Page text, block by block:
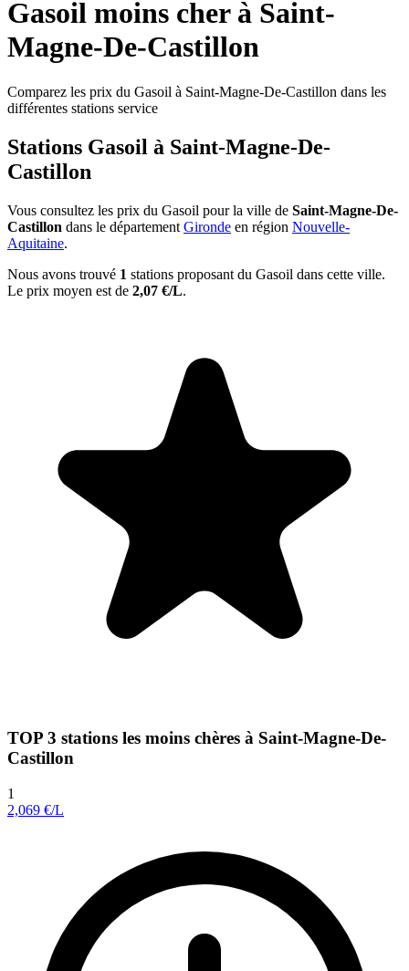
Gasoil moins cher à Saint-
Magne-De-Castillon
Comparez les prix du Gasoil à Saint-Magne-De-Castillon dans les
différentes stations service
Stations Gasoil à Saint-Magne-De-
Castillon
Vous consultez les prix du Gasoil pour la ville de Saint-Magne-De-
Castillon dans le département Gironde en région Nouvelle-
Aquitaine.
Nous avons trouvé 1 stations proposant du Gasoil dans cette ville.
Le prix moyen est de 2,07 €/L.
TOP 3 stations les moins chères à Saint-Magne-De-
Castillon
1
2,069 €/L